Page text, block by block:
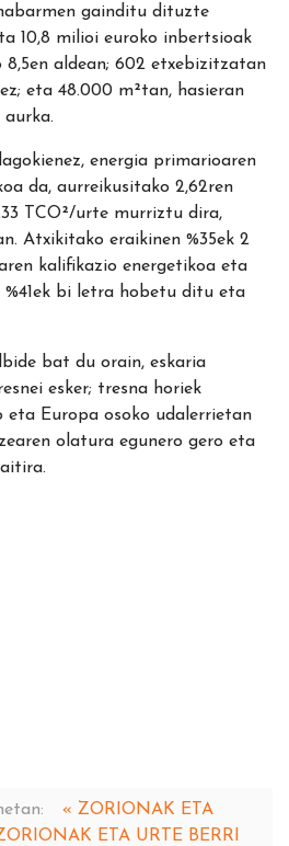
gainditu dituzte
10,8 milioi euroko inbertsioak
aldean; 602 etxebizitzatan
eta 48.000 m²tan, hasieran
aurka.
energia primarioaren
da, aurreikusitako 2,62ren
TCO²/urte murriztu dira,
Atxikitako eraikinen %35ek 2
kalifikazio energetikoa eta
%41ek bi letra hobetu ditu eta
bat du orain, eskaria
esker; tresna horiek
eta Europa osoko udalerrietan
olatura egunero gero eta
« ZORIONAK ETA
ETA URTE BERRI